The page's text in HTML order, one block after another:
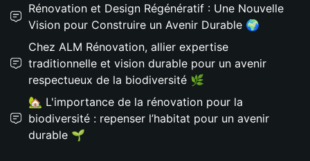
Rénovation et Design Régénératif : Une Nouvelle
Vision pour Construire un Avenir Durable 🌍
Chez ALM Rénovation, allier expertise
traditionnelle et vision durable pour un avenir
respectueux de la biodiversité 🌿
🏡 L'importance de la rénovation pour la
biodiversité : repenser l’habitat pour un avenir
durable 🌱